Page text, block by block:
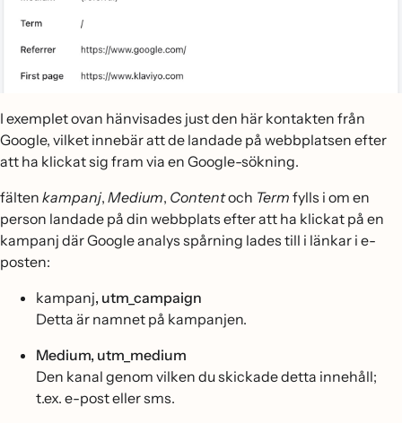
I exemplet ovan hänvisades just den här kontakten från
Google, vilket innebär att de landade på webbplatsen efter
att ha klickat sig fram via en Google-sökning.
fälten kampanj, Medium, Contentoch Term fylls i om en
person landade på din webbplats efter att ha klickat på en
kampanj där Google analys spårning lades till i länkar i e-
posten:
kampanj, utm_campaign
Detta är namnet på kampanjen.
Medium, utm_medium
Den kanal genom vilken du skickade detta innehåll;
t.ex. e-post eller sms.